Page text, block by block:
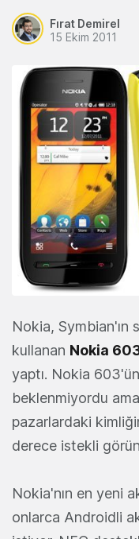
Fırat Demirel
15 Ekim 2011
Nokia, Symbian'ın
kullanan Nokia
yaptı. Nokia
beklenmiyordu
pazarlardaki
derece istekli
Nokia'nın en yeni
onlarca Androidli